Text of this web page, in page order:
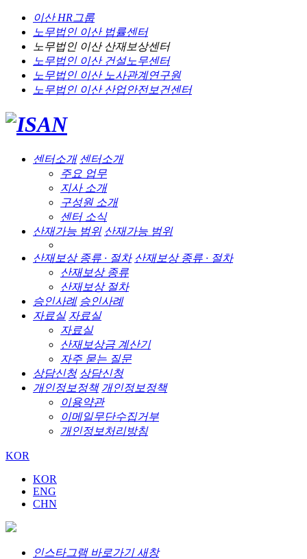
이산 HR그룹
노무법인 이산법률센터
노무법인 이산산재보상센터
노무법인 이산건설노무센터
노무법인 이산노사관계연구원
노무법인 이산산업안전보건센터
센터소개 센터소개
주요 업무
지사 소개
구성원 소개
센터 소식
산재가능 범위 산재가능 범위
산재보상 종류 · 절차 산재보상 종류 · 절차
산재보상 종류
산재보상 절차
승인사례 승인사례
자료실 자료실
자료실
산재보상금 계산기
자주 묻는 질문
상담신청 상담신청
개인정보정책 개인정보정책
이용약관
이메일무단수집거부
개인정보처리방침
KOR
KOR
ENG
CHN
인스타그램 바로가기 새창